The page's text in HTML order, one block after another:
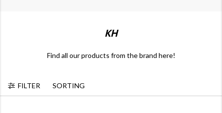
KH
Find all our products from the brand here!
FILTER SORTING